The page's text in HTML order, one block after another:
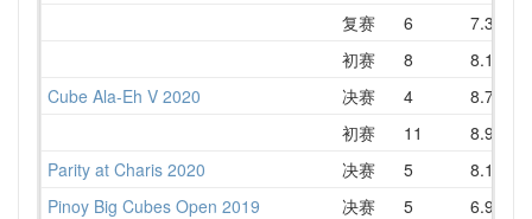
复赛
6
7.31
初赛
8
8.16
Cube Ala-Eh V 2020
决赛 4
8.78
初赛
11 8.92
Parity at Charis 2020
决赛 5
8.10
Pinoy Big Cubes Open 2019
决赛 5
6.97